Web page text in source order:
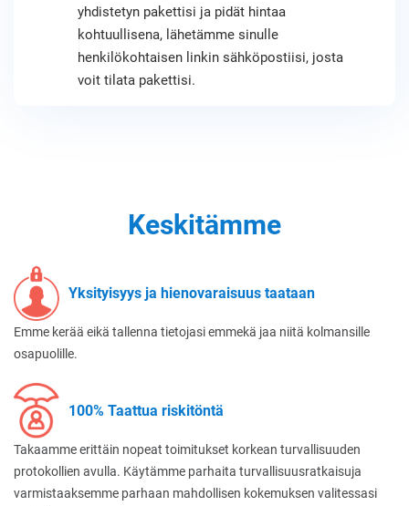
yhdistetyn pakettisi ja pidät hintaa
kohtuullisena, lähetämme sinulle
henkilökohtaisen linkin sähköpostiisi, josta
voit tilata pakettisi.
Keskitämme
Yksityisyys ja hienovaraisuus taataan
Emme kerää eikä tallenna tietojasi emmekä jaa niitä kolmansille
osapuolille.
100% Taattua riskitöntä
Takaamme erittäin nopeat toimitukset korkean turvallisuuden
protokollien avulla. Käytämme parhaita turvallisuusratkaisuja
varmistaaksemme parhaan mahdollisen kokemuksen valitessasi